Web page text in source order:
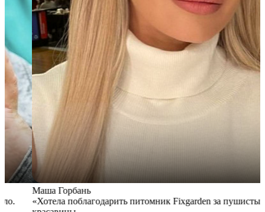
Маша Горбань
«Хотела поблагодарить питомник Fixgarden за пушистые